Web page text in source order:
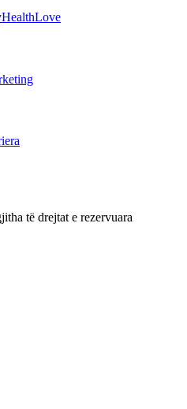
HealthLove
të drejtat e rezervuara